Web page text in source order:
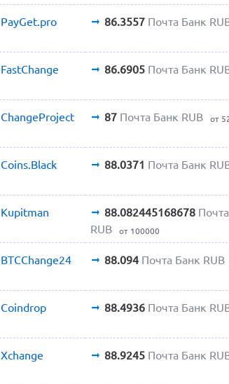
PayGet.pro 86.3557 Почта Банк
FastChange 86.6905 Почта Банк
ChangeProject 87 Почта Банк RUB от
Coins.Black 88.0371 Почта Банк
Kupitman 88.082445168678
RUB
от 100000
BTCChange24 88.094 Почта Банк RUB
Coindrop 88.4936 Почта Банк
Xchange 88.9245 Почта Банк